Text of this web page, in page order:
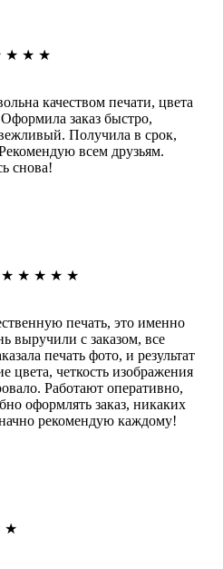
★ ★ ★
качеством печати, цвета
заказ быстро,
Получила в срок,
всем друзьям.
снова!
★ ★ ★ ★ ★
печать, это именно
выручили с заказом, все
печать фото, и результат
цвета, четкость изображения
Работают оперативно,
оформлять заказ, никаких
рекомендую каждому!
★